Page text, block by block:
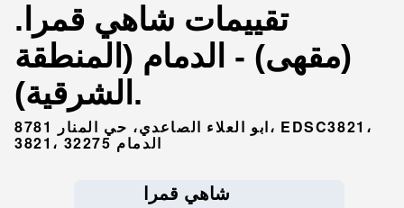
تقييمات شاهي قمرا.
(مقهى) - الدمام (المنطقة
الشرقية).
8781 ابو العلاء الصاعدي، حي المنار، EDSC3821،
3821، الدمام 32275
شاهي قمرا